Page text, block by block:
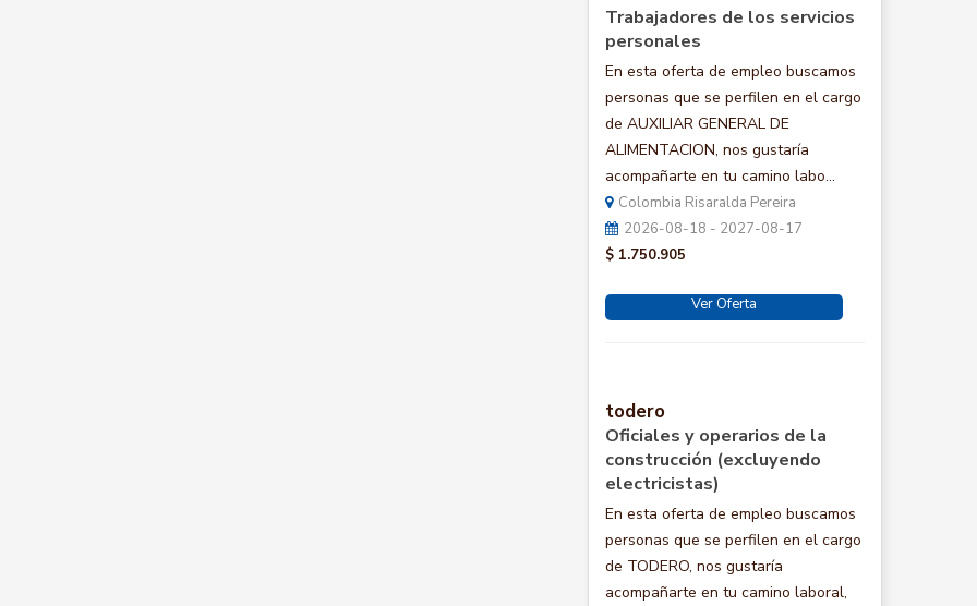
Trabajadores de los servicios
personales
En esta oferta de empleo buscamos
personas que se perfilen en el cargo
de AUXILIAR GENERAL DE
ALIMENTACION, nos gustaría
acompañarte en tu camino labo...
Colombia Risaralda Pereira
2026-08-18 - 2027-08-17
$ 1.750.905
Ver Oferta
todero
Oficiales y operarios de la
construcción (excluyendo
electricistas)
En esta oferta de empleo buscamos
personas que se perfilen en el cargo
de TODERO, nos gustaría
acompañarte en tu camino laboral,